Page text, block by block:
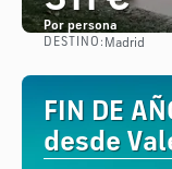
Por persona
DESTINO: Madrid
FIN DE
desde